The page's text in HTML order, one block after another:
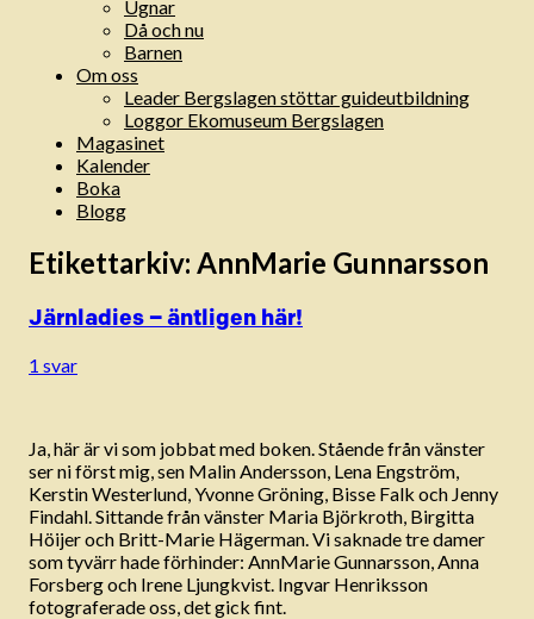
Ugnar
Då och nu
Barnen
Om oss
Leader Bergslagen stöttar guideutbildning
Loggor Ekomuseum Bergslagen
Magasinet
Kalender
Boka
Blogg
Etikettarkiv: AnnMarie Gunnarsson
Järnladies – äntligen här!
1 svar
Ja, här är vi som jobbat med boken. Stående från vänster
ser ni först mig, sen Malin Andersson, Lena Engström,
Kerstin Westerlund, Yvonne Gröning, Bisse Falk och Jenny
Findahl. Sittande från vänster Maria Björkroth, Birgitta
Höijer och Britt-Marie Hägerman. Vi saknade tre damer
som tyvärr hade förhinder: AnnMarie Gunnarsson, Anna
Forsberg och Irene Ljungkvist. Ingvar Henriksson
fotograferade oss, det gick fint.